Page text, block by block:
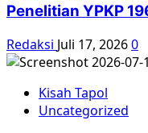
Penelitian YPKP
Redaksi Juli 17, 20260
Kisah Tapol
Uncategorized